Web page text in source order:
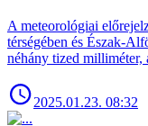
A meteorológiai
térségében és Észak-
néhány tized milliméter,
2025.01.23. 08:32